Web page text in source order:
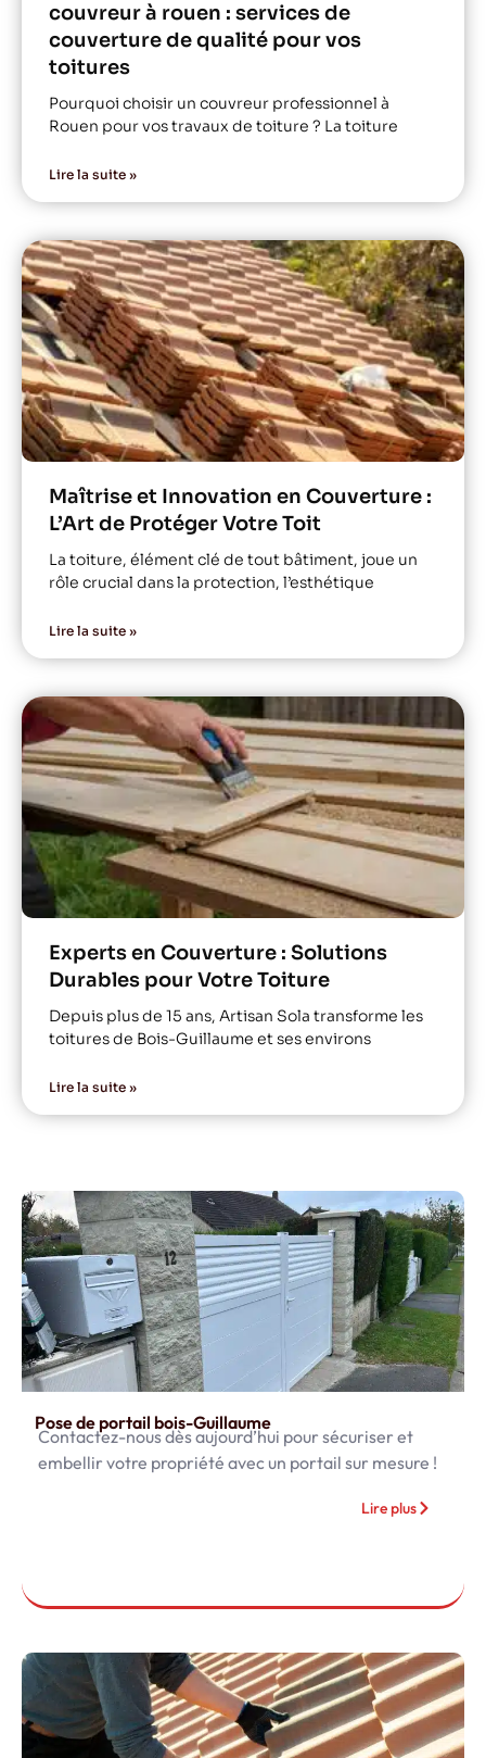
couvreur à rouen : services de
couverture de qualité pour vos
toitures
Pourquoi choisir un couvreur professionnel à
Rouen pour vos travaux de toiture ? La toiture
Lire la suite »
Maîtrise et Innovation en Couverture :
L’Art de Protéger Votre Toit
La toiture, élément clé de tout bâtiment, joue un
rôle crucial dans la protection, l’esthétique
Lire la suite »
Experts en Couverture : Solutions
Durables pour Votre Toiture
Depuis plus de 15 ans, Artisan Sola transforme les
toitures de Bois-Guillaume et ses environs
Lire la suite »
Pose de portail bois-Guillaume
Contactez-nous dès aujourd’hui pour sécuriser et
embellir votre propriété avec un portail sur mesure !
Lire plus